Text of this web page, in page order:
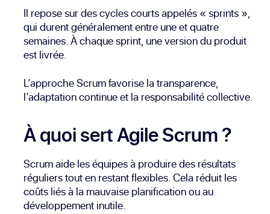
Il repose sur des cycles courts appelés « sprints »,
qui durent généralement entre une et quatre
semaines. À chaque sprint, une version du produit
est livrée.
L’approche Scrum favorise la transparence,
l’adaptation continue et la responsabilité collective.
À quoi sert Agile Scrum ?
Scrum aide les équipes à produire des résultats
réguliers tout en restant flexibles. Cela réduit les
coûts liés à la mauvaise planification ou au
développement inutile.